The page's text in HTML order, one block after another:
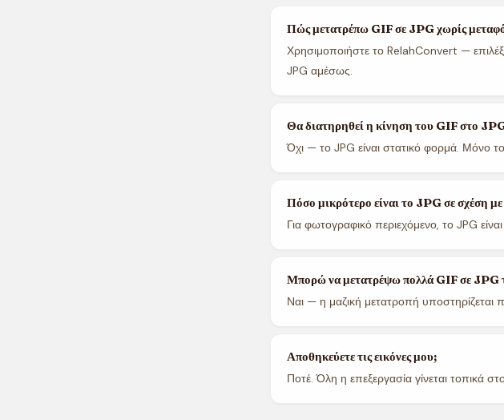
Πώς μετατρέπω GIF σε JPG χωρίς
Χρησιμοποιήστε το RelahConvert —
JPG αμέσως.
Θα διατηρηθεί η κίνηση του GIF στο
Όχι — το JPG είναι στατικό φορμά. Μόνο
Πόσο μικρότερο είναι το JPG σε σχέση
Για φωτογραφικό περιεχόμενο, το JPG
Μπορώ να μετατρέψω πολλά GIF σε JPG
Ναι — η μαζική μετατροπή υποστηρίζεται
Αποθηκεύετε τις εικόνες μου;
Ποτέ. Όλη η επεξεργασία γίνεται τοπικά